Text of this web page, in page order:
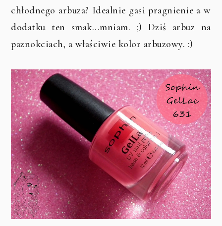
chłodnego arbuza? Idealnie gasi pragnienie a w
dodatku ten smak...mniam. ;) Dziś arbuz na
paznokciach, a właściwie kolor arbuzowy. :)